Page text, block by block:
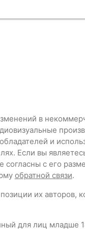
в
и
Если вы
согласны с его
обратной связи.
их авторов,
для лиц младше